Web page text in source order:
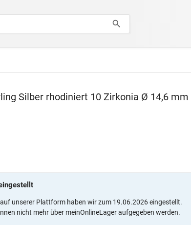
Silber rhodiniert 10 Zirkonia Ø 14,6 mm
unserer Plattform haben wir zum 19.06.2026 eingestellt.
nicht mehr über meinOnlineLager aufgegeben werden.